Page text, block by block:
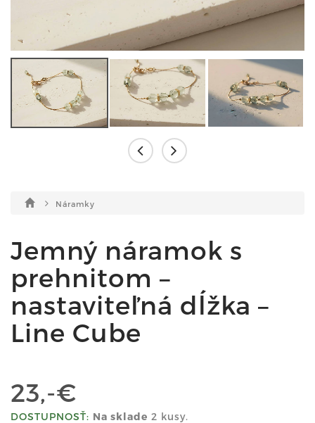
Náramky
Jemný náramok s
prehnitom –
nastaviteľná dĺžka –
Line Cube
23,-€
DOSTUPNOSŤ: Na sklade 2 kusy.